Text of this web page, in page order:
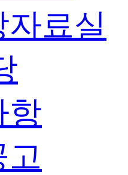
료실
항
고